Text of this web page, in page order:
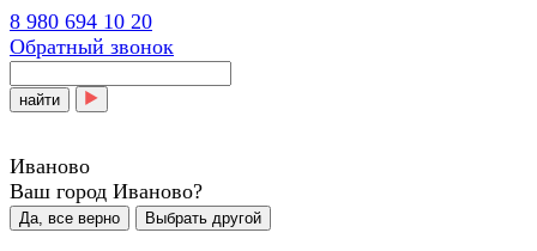
8 980 694 10 20
Обратный звонок
найти
Иваново
Ваш город Иваново?
Да, все верно Выбрать другой